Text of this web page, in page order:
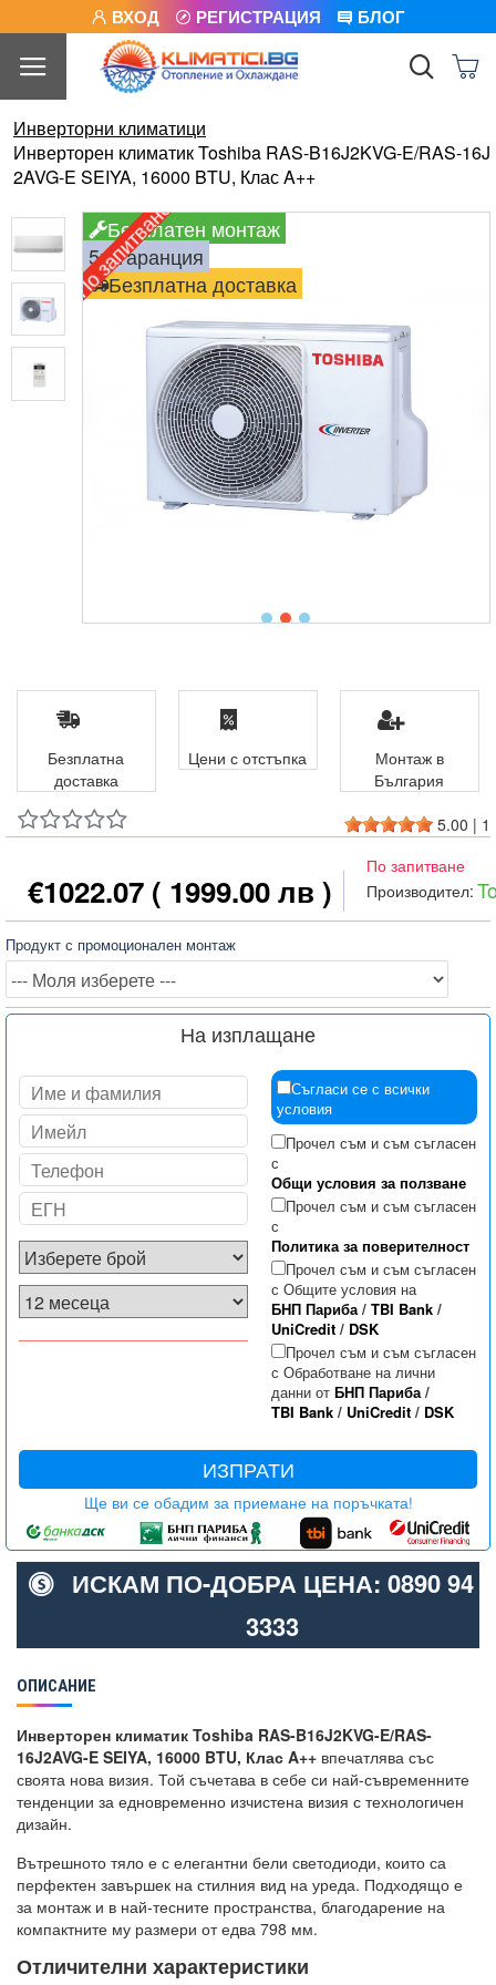
ВХОД РЕГИСТРАЦИЯ БЛОГ
Инверторни климатици
Инверторен климатик Toshiba RAS-B16J2KVG-E/RAS-16J
2AVG-E SEIYA, 16000 BTU, Клас A++
Безплатен монтаж
Безплатна доставка
5г. гаранция
По запитване
5.00 | 1
€1022.07 ( 1999.00 лв )
По запитване
Производител:
Продукт с промоционален монтаж
На изплащане
Съгласи се с всички
условия
Прочел съм и съм съгласен
с
Общи условия за ползване
Прочел съм и съм съгласен
с
Политика за поверителност
Прочел съм и съм съгласен
с Общите условия на
БНП Париба/ TBI Bank/
UniCredit/ DSK
Прочел съм и съм съгласен
с Обработване на лични
данни от БНП Париба/
TBI Bank/ UniCredit/ DSK
ИЗПРАТИ
Ще ви се обадим за приемане на поръчката!
Безплатна
доставка
Цени с отстъпка
Монтаж в
България
ИСКАМ ПО-ДОБРА ЦЕНА: 0890 94
3333
ОПИСАНИЕ
Инверторен климатик Toshiba RAS-B16J2KVG-E/RAS-
16J2AVG-E SEIYA, 16000 BTU, Клас A++ впечатлява със
своята нова визия. Той съчетава в себе си най-съвременните
тенденции за едновременно изчистена визия с технологичен
дизайн.
Вътрешното тяло е с елегантни бели светодиоди, които са
перфектен завършек на стилния вид на уреда. Подходящо е
за монтаж и в най-тесните пространства, благодарение на
компактните му размери от едва 798 мм.
Отличителни характеристики